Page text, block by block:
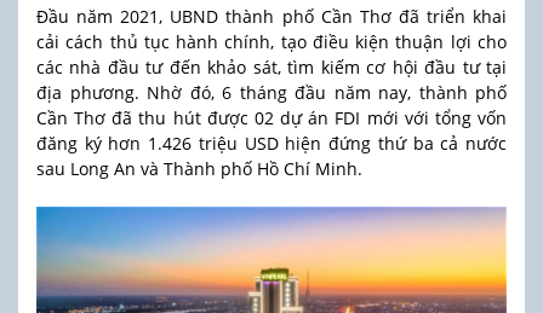
Đầu năm 2021, UBND thành phố Cần Thơ đã triển khai
cải cách thủ tục hành chính, tạo điều kiện thuận lợi cho
các nhà đầu tư đến khảo sát, tìm kiếm cơ hội đầu tư tại
địa phương. Nhờ đó, 6 tháng đầu năm nay, thành phố
Cần Thơ đã thu hút được 02 dự án FDI mới với tổng vốn
đăng ký hơn 1.426 triệu USD hiện đứng thứ ba cả nước
sau Long An và Thành phố Hồ Chí Minh.